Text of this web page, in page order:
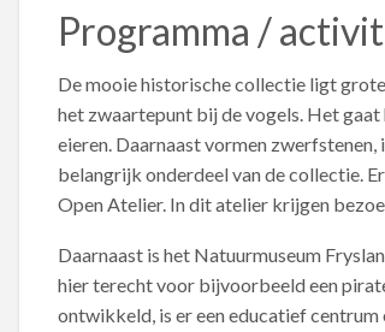
Programma /
De mooie historische collectie ligt
het zwaartepunt bij de vogels. Het
eieren. Daarnaast vormen zwerfstenen,
belangrijk onderdeel van de collectie.
Open Atelier. In dit atelier krijgen
Daarnaast is het Natuurmuseum
hier terecht voor bijvoorbeeld een
ontwikkeld, is er een educatief